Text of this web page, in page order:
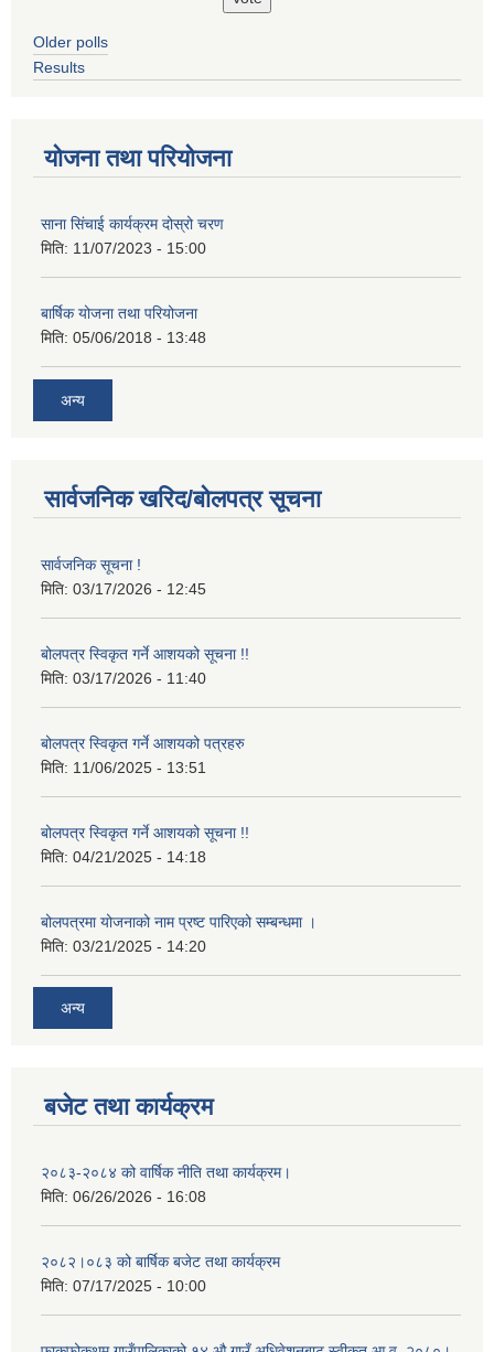
Older polls
Results
योजना तथा परियोजना
साना सिंचाई कार्यक्रम दोस्रो चरण
मिति: 11/07/2023 - 15:00
बार्षिक योजना तथा परियोजना
मिति: 05/06/2018 - 13:48
अन्य
सार्वजनिक खरिद/बोलपत्र सूचना
सार्वजनिक सूचना !
मिति: 03/17/2026 - 12:45
बोलपत्र स्विकृत गर्ने आशयको सूचना !!
मिति: 03/17/2026 - 11:40
बोलपत्र स्विकृत गर्ने आशयको पत्रहरु
मिति: 11/06/2025 - 13:51
बोलपत्र स्विकृत गर्ने आशयको सूचना !!
मिति: 04/21/2025 - 14:18
बोलपत्रमा योजनाको नाम प्रष्ट पारिएको सम्बन्धमा ।
मिति: 03/21/2025 - 14:20
अन्य
बजेट तथा कार्यक्रम
२०८३-२०८४ को वार्षिक नीति तथा कार्यक्रम।
मिति: 06/26/2026 - 16:08
२०८२।०८३ को बार्षिक बजेट तथा कार्यक्रम
मिति: 07/17/2025 - 10:00